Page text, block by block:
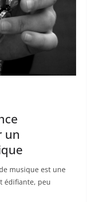
un
musique est une
édifiante, peu